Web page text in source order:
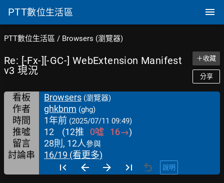
PTT數位生活區
PTT數位生活區 / Browsers (瀏覽器)
Re: [-Fx-][-GC-] WebExtension Manifest
v3 現況
＋收藏
分享
看板 Browsers (瀏覽器)
作者 ghkbnm (ghg)
時間 1年前 (2025/07/11 09:49)
推噓 12 (12推 0噓 16→)
留言
28則, 12人參與
討論串 16/19 (看更多)
說明